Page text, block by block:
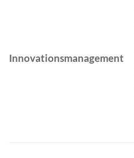
Innovationsmanagement